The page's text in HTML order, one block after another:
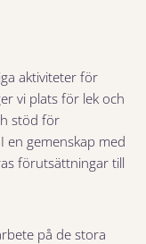
aktiviteter för
vi plats för lek och
stöd för
en gemenskap med
förutsättningar till
på de stora